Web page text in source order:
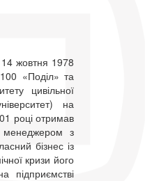
жовтня 1978
«Поділ» та
цивільної
на
році отримав
з
бізнес із
кризи його
підприємстві